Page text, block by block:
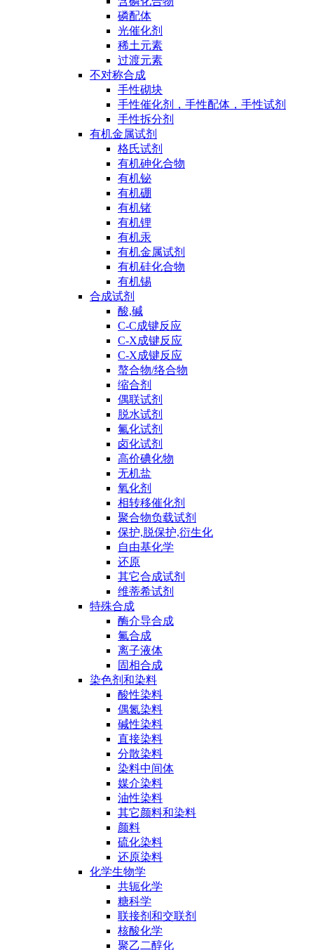
磷配体
光催化剂
稀土元素
过渡元素
不对称合成
手性砌块
手性催化剂，手性配体，手性试剂
手性拆分剂
有机金属试剂
格氏试剂
有机砷化合物
有机铋
有机硼
有机锗
有机锂
有机汞
有机金属试剂
有机硅化合物
有机锡
合成试剂
酸,碱
C-C成键反应
C-X成键反应
C-X成键反应
螯合物/络合物
缩合剂
偶联试剂
脱水试剂
氟化试剂
卤化试剂
高价碘化物
无机盐
氧化剂
相转移催化剂
聚合物负载试剂
保护,脱保护,衍生化
自由基化学
还原
其它合成试剂
维蒂希试剂
特殊合成
酶介导合成
氟合成
离子液体
固相合成
染色剂和染料
酸性染料
偶氮染料
碱性染料
直接染料
分散染料
染料中间体
媒介染料
油性染料
其它颜料和染料
颜料
硫化染料
还原染料
化学生物学
共轭化学
糖科学
联接剂和交联剂
核酸化学
聚乙二醇化